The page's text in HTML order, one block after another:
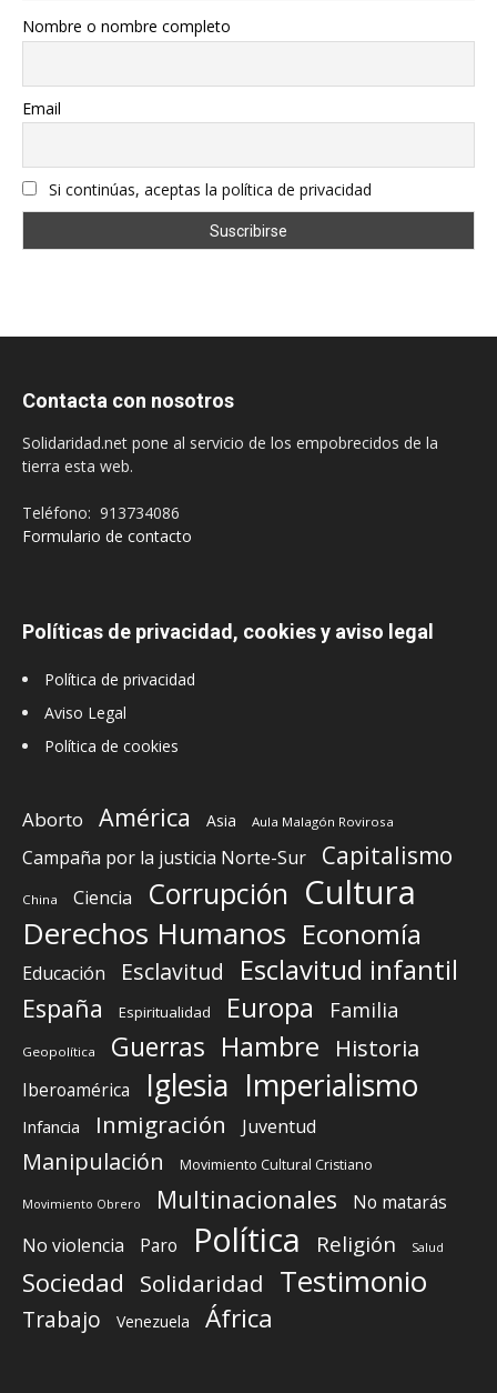
Nombre o nombre completo
Email
Si continúas, aceptas la política de privacidad
Contacta con nosotros
Solidaridad.net pone al servicio de los empobrecidos de la
tierra esta web.
Teléfono: 913734086
Formulario de contacto
Políticas de privacidad, cookies y aviso legal
Política de privacidad
Aviso Legal
Política de cookies
Aborto América Asia Aula Malagón Rovirosa
Campaña por la justicia Norte-Sur Capitalismo
China Ciencia Corrupción Cultura
Derechos Humanos Economía
Educación Esclavitud Esclavitud infantil
España Espiritualidad Europa Familia
Geopolítica Guerras Hambre Historia
Iberoamérica Iglesia Imperialismo
Infancia Inmigración Juventud
Manipulación Movimiento Cultural Cristiano
Movimiento Obrero Multinacionales
No matarás
No violencia
Paro Política Religión Salud
Sociedad Solidaridad Testimonio
Trabajo Venezuela África